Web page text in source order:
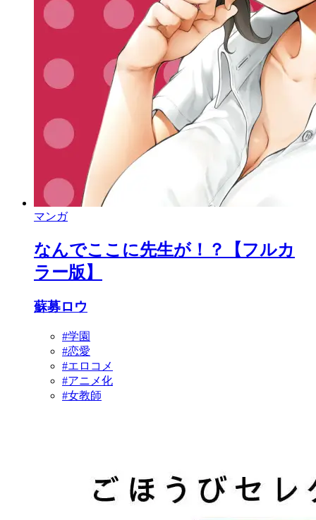
マンガ
なんでここに先生が！？【フルカ
ラー版】
蘇募ロウ
#学園
#恋愛
#エロコメ
#アニメ化
#女教師